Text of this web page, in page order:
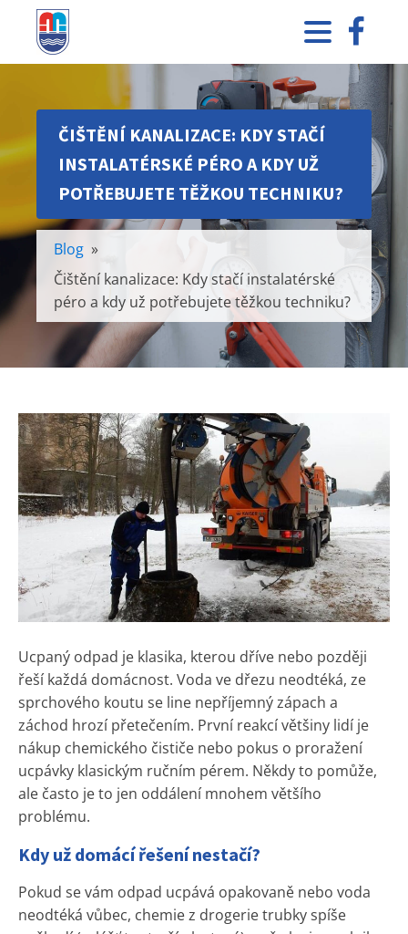
ČIŠTĚNÍ KANALIZACE: KDY STAČÍ
INSTALATÉRSKÉ PÉRO A KDY UŽ
POTŘEBUJETE TĚŽKOU TECHNIKU?
Blog »
Čištění kanalizace: Kdy stačí instalatérské
péro a kdy už potřebujete těžkou techniku?
Ucpaný odpad je klasika, kterou dříve nebo později
řeší každá domácnost. Voda ve dřezu neodtéká, ze
sprchového koutu se line nepříjemný zápach a
záchod hrozí přetečením. První reakcí většiny lidí je
nákup chemického čističe nebo pokus o proražení
ucpávky klasickým ručním pérem. Někdy to pomůže,
ale často je to jen oddálení mnohem většího
problému.
Kdy už domácí řešení nestačí?
Pokud se vám odpad ucpává opakovaně nebo voda
neodtéká vůbec, chemie z drogerie trubky spíše